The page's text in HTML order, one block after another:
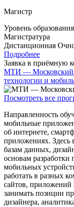
Магистр
Уровень образования
Магистратура
Дистанционная
Подробнее
Заявка в приёмную
МТИ — Московский
технологии и
Посмотреть все
Направленность
мобильные
об интернете,
приложениях. Здесь
базам данных,
основам разработки
мобильных
работать в разных
сайтов, приложений
занимать позиции
дизайнера,